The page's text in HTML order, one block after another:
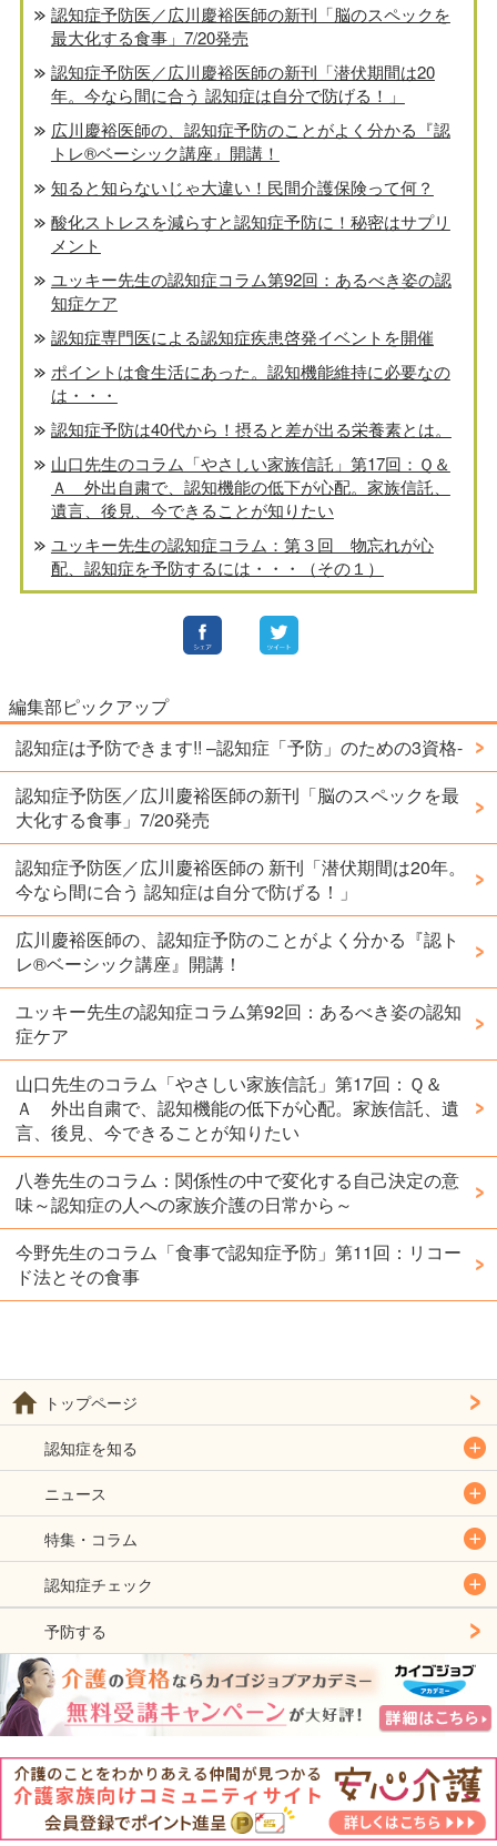
認知症予防医／広川慶裕医師の新刊「脳のスペックを
最大化する食事」7/20発売
認知症予防医／広川慶裕医師の新刊「潜伏期間は20
年。今なら間に合う 認知症は自分で防げる！」
広川慶裕医師の、認知症予防のことがよく分かる『認
トレ®️ベーシック講座』開講！
知ると知らないじゃ大違い！民間介護保険って何？
酸化ストレスを減らすと認知症予防に！秘密はサプリ
メント
ユッキー先生の認知症コラム第92回：あるべき姿の認
知症ケア
認知症専門医による認知症疾患啓発イベントを開催
ポイントは食生活にあった。認知機能維持に必要なの
は・・・
認知症予防は40代から！摂ると差が出る栄養素とは。
山口先生のコラム「やさしい家族信託」第17回：Ｑ＆
Ａ 外出自粛で、認知機能の低下が心配。家族信託、
遺言、後見、今できることが知りたい
ユッキー先生の認知症コラム：第３回 物忘れが心
配、認知症を予防するには・・・（その１）
編集部ピックアップ
認知症は予防できます!! –認知症「予防」のための3資格-
認知症予防医／広川慶裕医師の新刊「脳のスペックを最
大化する食事」7/20発売
認知症予防医／広川慶裕医師の 新刊「潜伏期間は20年。
今なら間に合う 認知症は自分で防げる！」
広川慶裕医師の、認知症予防のことがよく分かる『認ト
レ®️ベーシック講座』開講！
ユッキー先生の認知症コラム第92回：あるべき姿の認知
症ケア
山口先生のコラム「やさしい家族信託」第17回：Ｑ＆
Ａ 外出自粛で、認知機能の低下が心配。家族信託、遺
言、後見、今できることが知りたい
八巻先生のコラム：関係性の中で変化する自己決定の意
味～認知症の人への家族介護の日常から～
今野先生のコラム「食事で認知症予防」第11回：リコー
ド法とその食事
トップページ
認知症を知る
ニュース
特集・コラム
認知症チェック
予防する